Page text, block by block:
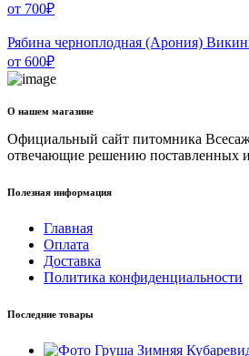
от 700₽
Рябина черноплодная (Арония)
от 600₽
О нашем магазине
Официальный сайт питомника
отвечающие решению поставленных
Полезная информация
Главная
Оплата
Доставка
Политика конфиденциальности
Последние товары